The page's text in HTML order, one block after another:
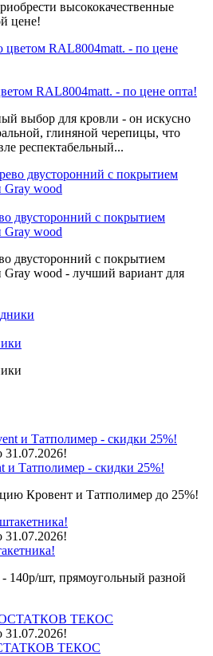
высококачественные
цене!
RAL8004matt. - по цене опта!
выбор для кровли - он искусно
глиняной черепицы, что
респектабельный...
двусторонний с покрытием
Gray wood
двусторонний с покрытием
Gray wood - лучший вариант для
31.07.2026!
и Татполимер - скидки 25%!
Кровент и Татполимер до 25%!
31.07.2026!
140р/шт, прямоугольный разной
31.07.2026!
ТЕКОС